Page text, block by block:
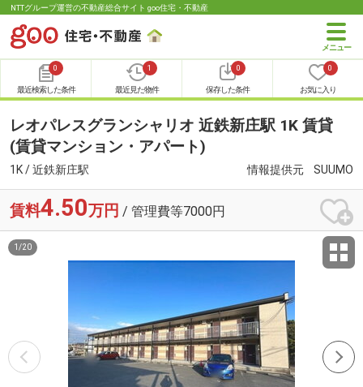
NTTグループ運営の不動産総合サイト goo住宅・不動産
0
最近検索した条件
1
最近見た物件
0
保存した条件
0
お気に入り
レオパレスグランシャリオ 近鉄新庄駅 1K 賃貸
(賃貸マンション・アパート)
1K / 近鉄新庄駅 情報提供元 SUUMO
賃料4.50万円 / 管理費等7000円
1 /20